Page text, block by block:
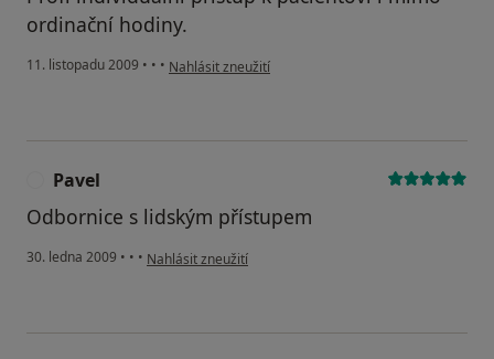
ordinační hodiny.
11. listopadu 2009 • • • podle názoru uživatele Pacient
Nahlásit zneužití
Pavel
Odbornice s lidským přístupem
30. ledna 2009 • • • podle názoru uživatele Pavel
Nahlásit zneužití